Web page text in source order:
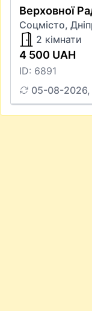
Верховної
Соцмісто,
2 кімнати
4 500 UAH
ID: 6891
05-08-2026,